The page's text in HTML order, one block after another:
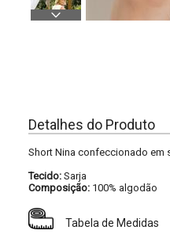
Detalhes do Produto
Short Nina confeccionado em
Tecido: Sarja
Composição: 100% algodão
Tabela de Medidas